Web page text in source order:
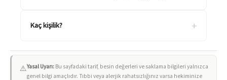
Kaç kişilik? +
⚠️Yasal Uyarı: Bu sayfadaki tarif, besin değerleri ve saklama bilgileri yalnızca
genel bilgi amaçlıdır. Tıbbi veya alerjik rahatsızlığınız varsa hekiminize